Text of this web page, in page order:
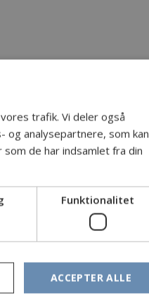
trafik. Vi deler også
og analysepartnere, som kan
de har indsamlet fra din
Funktionalitet
ACCEPTER ALLE